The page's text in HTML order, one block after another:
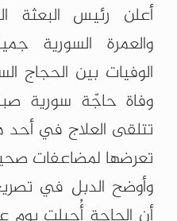
أعلن رئيس البعثة
والعمرة السورية
الوفيات بين الحجاج
وفاة حاجّة سورية
تتلقى العلاج في أحد
تعرضها لمضاعفات
وأوضح الدبل في